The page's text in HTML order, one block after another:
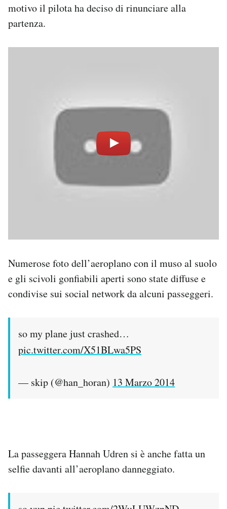
motivo il pilota ha deciso di rinunciare alla
partenza.
Numerose foto dell’aeroplano con il muso al suolo
e gli scivoli gonfiabili aperti sono state diffuse e
condivise sui social network da alcuni passeggeri.
so my plane just crashed…
pic.twitter.com/X51BLwa5PS
— skip (@han_horan) 13 Marzo 2014
La passeggera Hannah Udren si è anche fatta un
selfie davanti all’aeroplano danneggiato.